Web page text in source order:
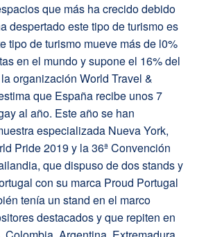
que más ha crecido debido
despertado este tipo de turismo es
tipo de turismo mueve más de l0%
en el mundo y supone el 16% del
organización World Travel &
que España recibe unos 7
al año. Este año se han
especializada Nueva York,
Pride 2019 y la 36ª Convención
que dispuso de dos stands y
con su marca Proud Portugal
tenía un stand en el marco
destacados y que repiten en